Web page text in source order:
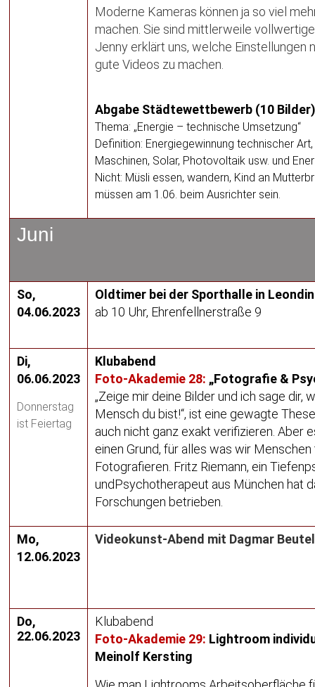
Moderne Kameras können ja so viel
machen. Sie sind mittlerweile
Jenny erklärt uns, welche Einstellungen
gute Videos zu machen.
Abgabe Städtewettbewerb (10
Thema: „Energie – technische Umsetzung“
Definition: Energiegewinnung technischer
Maschinen, Solar, Photovoltaik usw. und
Nicht: Müsli essen, wandern, Kind an
müssen am 1.06. beim Ausrichter sein.
Juni
So,
04.06.2023
Oldtimer bei der Sporthalle in
ab 10 Uhr, Ehrenfellnerstraße 9
Di,
06.06.2023
Donnerstag
ist Feiertag
Klubabend
Foto-Akademie 28: „Fotografie &
„Zeige mir deine Bilder und ich sage dir,
Mensch du bist!“, ist eine gewagte
auch nicht ganz exakt verifizieren. Aber
einen Grund, für alles was wir Menschen
Fotografieren. Fritz Riemann, ein
undPsychotherapeut aus München hat
Forschungen betrieben.
Mo,
12.06.2023
Videokunst-Abend mit Dagmar
Do,
22.06.2023
Klubabend
Foto-Akademie 29: Lightroom
Meinolf Kersting